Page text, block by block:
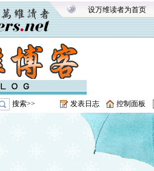
设万维读者为首页
搜索>> 发表日志 控制面板